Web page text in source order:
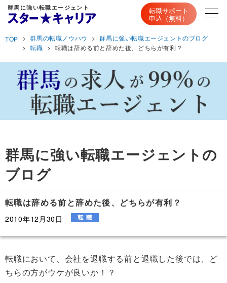
群馬に強い転職エージェント 転職サポート
申込（無料）
TOP 群馬の転職ノウハウ
群馬に強い転職エージェントのブログ
転職
転職は辞める前と辞めた後、どちらが有利？
群馬に強い転職エージェントの
ブログ
転職は辞める前と辞めた後、どちらが有利？
2010年12月30日
転職において、会社を退職する前と退職した後では、ど
ちらの方がウケが良いか！？